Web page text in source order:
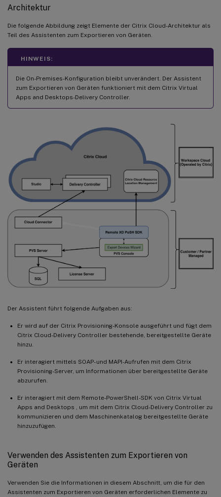
Architektur
Die folgende Abbildung zeigt Elemente der Citrix Cloud-Architektur als
Teil des Assistenten zum Exportieren von Geräten.
HINWEIS:
Die On-Premises-Konfiguration bleibt unverändert. Der Assistent
zum Exportieren von Geräten funktioniert mit dem Citrix Virtual
Apps and Desktops-Delivery Controller.
Der Assistent führt folgende Aufgaben aus:
Er wird auf der Citrix Provisioning-Konsole ausgeführt und fügt dem
Citrix Cloud-Delivery Controller bestehende, bereitgestellte Geräte
hinzu.
Er interagiert mittels SOAP- und MAPI-Aufrufen mit dem Citrix
Provisioning-Server, um Informationen über bereitgestellte Geräte
abzurufen.
Er interagiert mit dem Remote-PowerShell-SDK von Citrix Virtual
Apps and Desktops , um mit dem Citrix Cloud-Delivery Controller zu
kommunizieren und dem Maschinenkatalog bereitgestellte Geräte
hinzuzufügen.
Verwenden des Assistenten zum Exportieren von
Geräten
Verwenden Sie die Informationen in diesem Abschnitt, um die für den
Assistenten zum Exportieren von Geräten erforderlichen Elemente zu